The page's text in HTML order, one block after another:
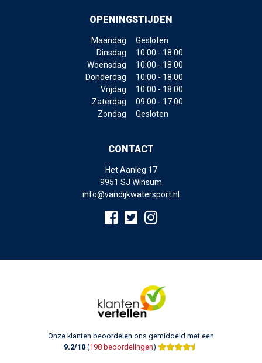
OPENINGSTIJDEN
Maandag
Gesloten
Dinsdag
10:00 - 18:00
Woensdag
10:00 - 18:00
Donderdag
10:00 - 18:00
Vrijdag
10:00 - 18:00
Zaterdag
09:00 - 17:00
Zondag
Gesloten
CONTACT
Het Aanleg 17
9951 SJ Winsum
info@vandijkwatersport.nl
Onze klanten beoordelen ons gemiddeld met een
9.2/10(198 beoordelingen)